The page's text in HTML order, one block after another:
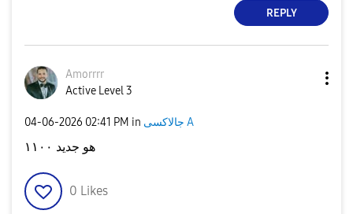
REPLY
Amorrrr
Active Level 3
‎04-06-2026 02:41 PM in جالاكسى A
هو جديد ١١٠٠
0 Likes